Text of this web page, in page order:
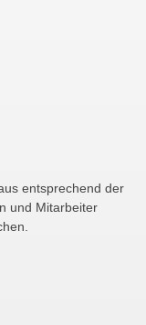
entsprechend der
und Mitarbeiter